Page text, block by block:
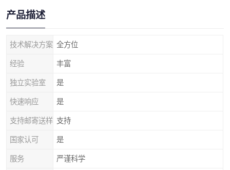
产品描述
技术解决方案 全方位
经验 丰富
独立实验室 是
快速响应 是
支持邮寄送样 支持
国家认可 是
服务 严谨科学